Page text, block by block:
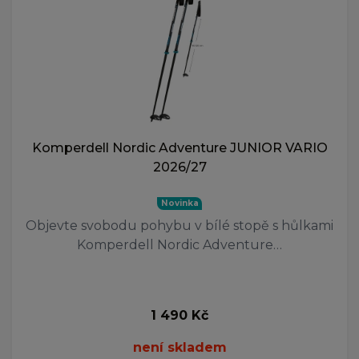
Komperdell Nordic Adventure JUNIOR VARIO
2026/27
Novinka
Objevte svobodu pohybu v bílé stopě s hůlkami
Komperdell Nordic Adventure…
1 490 Kč
není skladem